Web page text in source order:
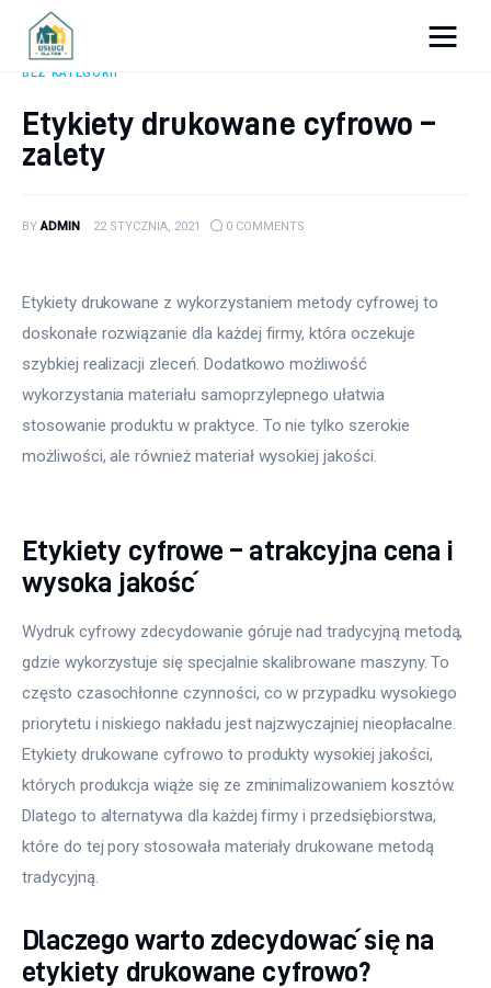
Prowadzenie firmy
Urządzanie biura
Marketing firm
Atrakcje
Prawo
Pozostałe
BEZ KATEGORII
Etykiety drukowane cyfrowo –
zalety
BY ADMIN 22 STYCZNIA, 2021 0 COMMENTS
Etykiety drukowane z wykorzystaniem metody cyfrowej to
doskonałe rozwiązanie dla każdej firmy, która oczekuje
szybkiej realizacji zleceń. Dodatkowo możliwość
wykorzystania materiału samoprzylepnego ułatwia
stosowanie produktu w praktyce. To nie tylko szerokie
możliwości, ale również materiał wysokiej jakości.
Etykiety cyfrowe – atrakcyjna cena i
wysoka jakość
Wydruk cyfrowy zdecydowanie góruje nad tradycyjną metodą,
gdzie wykorzystuje się specjalnie skalibrowane maszyny. To
często czasochłonne czynności, co w przypadku wysokiego
priorytetu i niskiego nakładu jest najzwyczajniej nieopłacalne.
Etykiety drukowane cyfrowo to produkty wysokiej jakości,
których produkcja wiąże się ze zminimalizowaniem kosztów.
Dlatego to alternatywa dla każdej firmy i przedsiębiorstwa,
które do tej pory stosowała materiały drukowane metodą
tradycyjną.
Dlaczego warto zdecydować się na
etykiety drukowane cyfrowo?